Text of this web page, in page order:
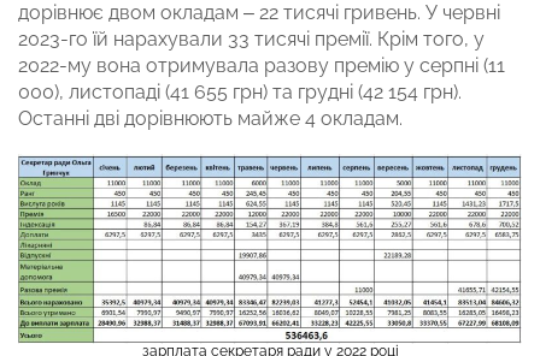
дорівнює двом окладам – 22 тисячі гривень. У червні
2023-го їй нарахували 33 тисячі премії. Крім того, у
2022-му вона отримувала разову премію у серпні (11
000), листопаді (41 655 грн) та грудні (42 154 грн).
Останні дві дорівнюють майже 4 окладам.
зарплата секретаря ради у 2022 році